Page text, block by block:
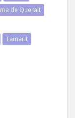
de Queralt
Tamarit